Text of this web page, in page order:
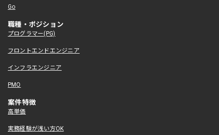
Go
職種・ポジション
プログラマー(PG)
フロントエンドエンジニア
インフラエンジニア
PMO
案件特徴
高単価
実務経験が浅い方OK